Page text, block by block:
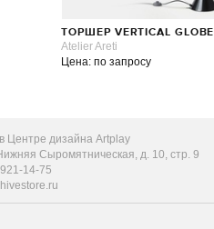
ТОРШЕР VERTICAL GLOBE
Atelier Areti
Цена: по запросу
Центре дизайна Artplay
Сыромятническая, д. 10, стр. 9
14-75